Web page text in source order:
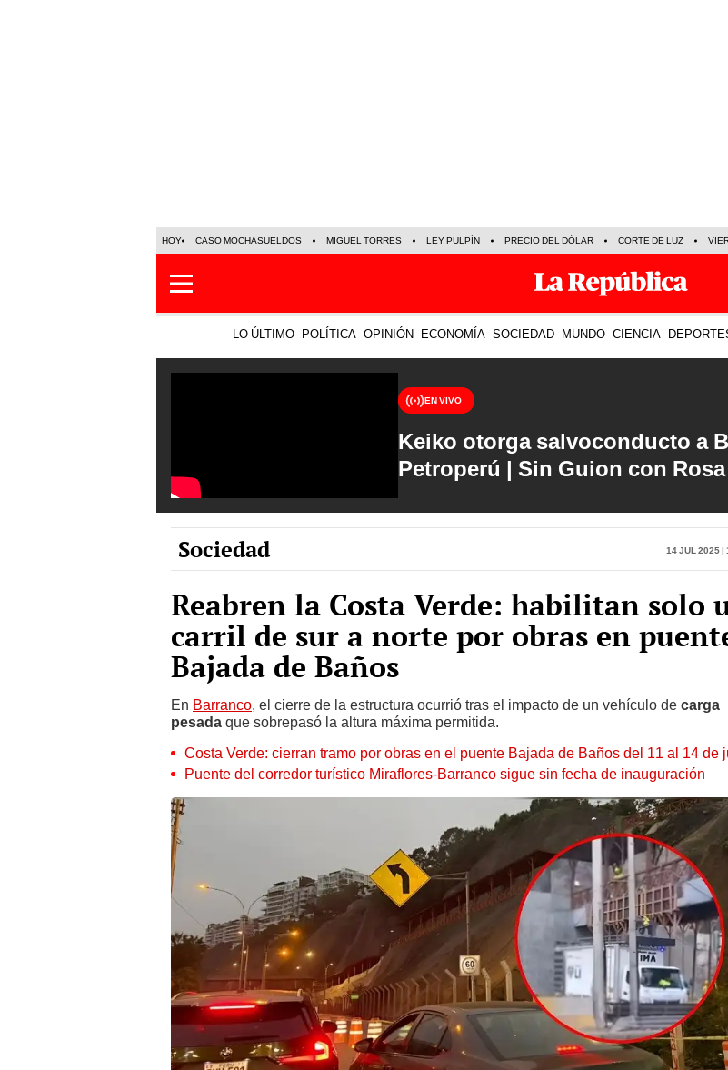
HOY CASO MOCHASUELDOS MIGUEL TORRES LEY PULPÍN PRECIO DEL DÓLAR CORTE DE LUZ
LO ÚLTIMO POLÍTICA OPINIÓN ECONOMÍA SOCIEDAD MUNDO CIENCIA
EN VIVO
Keiko otorga salvoconducto a
Petroperú | Sin Guion con
Sociedad 14 Jul 2025 |
Reabren la Costa Verde: habilitan solo
carril de sur a norte por obras en
Bajada de Baños
En Barranco, el cierre de la estructura ocurrió tras el impacto de un vehículo de carga
pesada que sobrepasó la altura máxima permitida.
Costa Verde: cierran tramo por obras en el puente Bajada de Baños del 11 al 14 de
Puente del corredor turístico Miraflores-Barranco sigue sin fecha de inauguración